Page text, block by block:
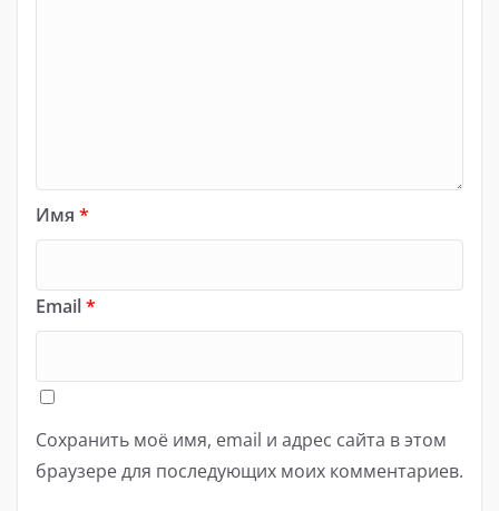
Имя *
Email*
Сохранить моё имя, email и адрес сайта в этом
браузере для последующих моих комментариев.